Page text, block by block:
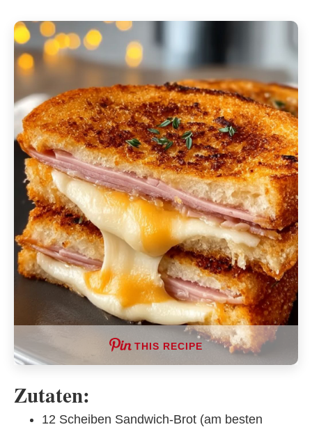
THIS RECIPE
Zutaten:
12 Scheiben Sandwich-Brot (am besten